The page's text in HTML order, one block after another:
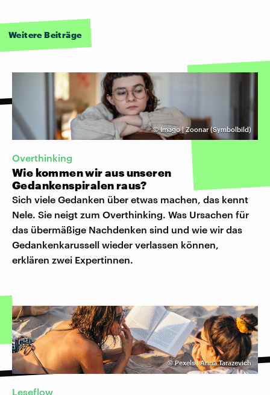
Weitere Beiträge
©Imago | Zoonar (Symbolbild)
Overthinking
Wie kommen wir aus unseren
Gedankenspiralen raus?
Sich viele Gedanken über etwas machen, das kennt
Nele. Sie neigt zum Overthinking. Was Ursachen für
das übermäßige Nachdenken sind und wie wir das
Gedankenkarussell wieder verlassen können,
erklären zwei Expertinnen.
©Pexels | Anna Tarazevich
Leseflow